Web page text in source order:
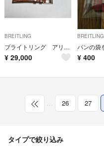
BREITLING
ブライトリング アリゲーター革ストラップ ラグ幅22-20
¥ 29,000
BREITLING
¥ 400
… 26 27
タイプで絞り込み